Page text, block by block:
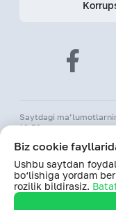
Saytdagi
12:53
© 2026 «Hamkorbank»
O‘zR MBning 31-
Saytdagi
saytiga havolani
Biz cookie
Ushbu saytdan
bo‘lishiga yordam
rozilik bildirasiz.